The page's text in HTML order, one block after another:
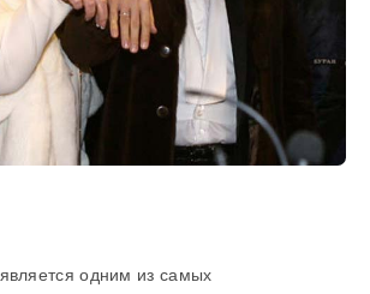
одним из самых